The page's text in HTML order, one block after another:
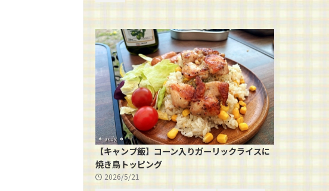
【キャンプ飯】コーン入りガーリックライスに
焼き鳥トッピング
2026/5/21